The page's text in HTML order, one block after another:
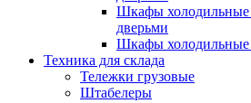
Шкафы холодильные
дверьми
Шкафы холодильные
Техника для склада
Тележки грузовые
Штабелеры